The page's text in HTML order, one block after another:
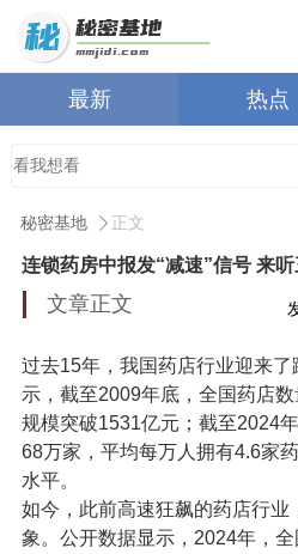
最新 热点
秘密基地 正文
连锁药房中报发“减速”信号 来
文章正文
过去15年，我国药店行业迎来
示，截至2009年底，全国药店
规模突破1531亿元；截至2024
68万家，平均每万人拥有4.6家
水平。
如今，此前高速狂飙的药店行业
象。公开数据显示，2024年，